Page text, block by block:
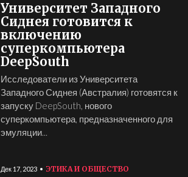
Университет Западного
Сиднея готовится к
включению
суперкомпьютера
DeepSouth
Исследователи из Университета
Западного Сиднея (Австралия) готовятся к
запуску DeepSouth, нового
суперкомпьютера, предназначенного для
эмуляции...
Дек 17, 2023 ЭТИКА И ОБЩЕСТВО